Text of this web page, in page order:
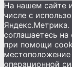
На нашем сайте
числе с
соглашаетесь
при помощи
операционной